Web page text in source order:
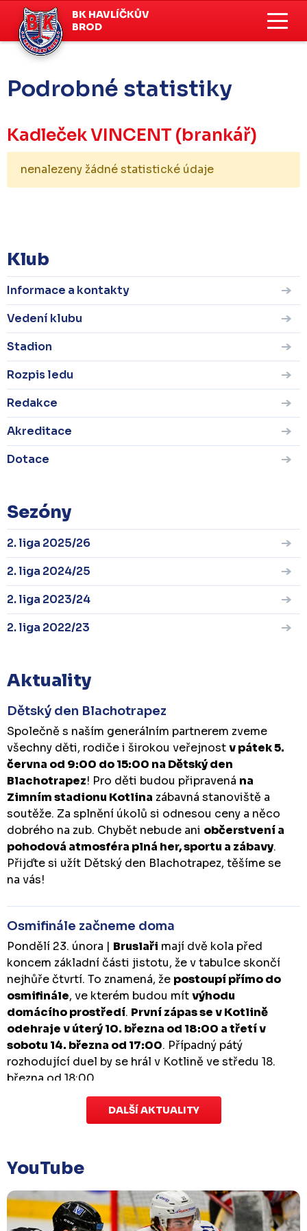
BK HAVLÍČKŮV
BROD
Podrobné statistiky
Kadleček VINCENT (brankář)
nenalezeny žádné statistické údaje
Klub
Informace a kontakty
Vedení klubu
Stadion
Rozpis ledu
Redakce
Akreditace
Dotace
Sezóny
2. liga 2025/26
2. liga 2024/25
2. liga 2023/24
2. liga 2022/23
Aktuality
Dětský den Blachotrapez
Společně s naším generálním partnerem zveme
všechny děti, rodiče i širokou veřejnostv pátek 5.
června od 9:00 do 15:00 na Dětský den
Blachotrapez! Pro děti budou připravená na
Zimním stadionu Kotlina zábavná stanoviště a
soutěže. Za splnění úkolů si odnesou ceny a něco
dobrého na zub. Chybět nebude ani občerstvení a
pohodová atmosféra plná her, sportu a zábavy.
Přijďte si užít Dětský den Blachotrapez, těšíme se
na vás!
Osmifinále začneme doma
Pondělí 23. února | Bruslaři mají dvě kola před
koncem základní části jistotu, že v tabulce skončí
nejhůře čtvrtí. To znamená, že postoupí přímo do
osmifinále, ve kterém budou mítvýhodu
domácího prostředí. První zápas se v Kotlině
odehraje v úterý 10. března od 18:00 a třetí v
sobotu 14. března od 17:00. Případný pátý
rozhodující duel by se hrál v Kotlině ve středu 18.
března od 18:00.
Zápas dorostu je odložen
které se mělo odehrát v pátek 30. ledna ve 14:15,
odloženo!Odehraje se v náhradním termínu, o
kterém se bude jednat.
DALŠÍ AKTUALITY
YouTube